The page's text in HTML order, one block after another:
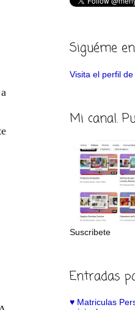
Siguéme
Visita el perfil
Mi canal.
Suscribete
Entradas
♥️ Matriculas